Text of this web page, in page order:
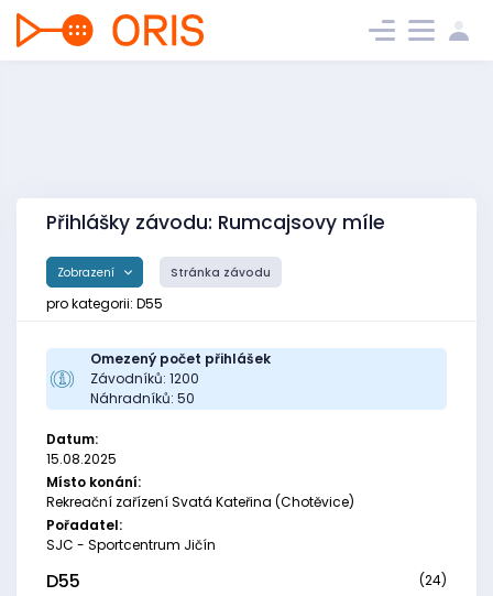
Přihlášky závodu: Rumcajsovy míle
Zobrazení Stránka závodu
pro kategorii: D55
Omezený počet přihlášek
Závodníků: 1200
Náhradníků: 50
Datum:
15.08.2025
Místo konání:
Rekreační zařízení Svatá Kateřina (Chotěvice)
Pořadatel:
SJC - Sportcentrum Jičín
D55 (24)